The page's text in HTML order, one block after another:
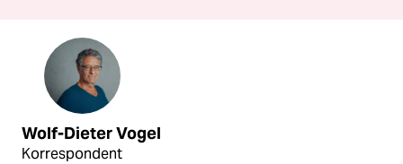
Wolf-Dieter Vogel
Korrespondent